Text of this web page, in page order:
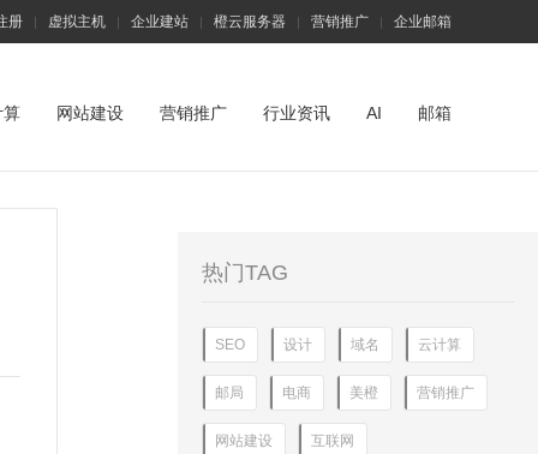
册 | 虚拟主机 | 企业建站 | 橙云服务器 | 营销推广 | 企业邮箱
算 网站建设 营销推广 行业资讯 AI 邮箱
热门TAG
SEO 设计 域名 云计算
邮局 电商 美橙 营销推广
网站建设 互联网